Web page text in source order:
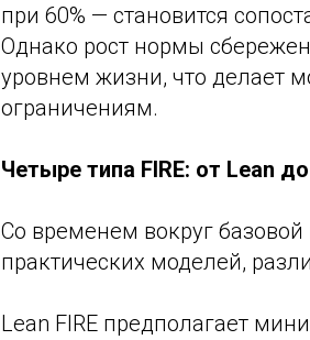
при 60% — становится
Однако рост нормы
уровнем жизни, что делает
ограничениям.
Четыре типа FIRE: от Lean
Со временем вокруг
практических моделей,
Lean FIRE предполагает